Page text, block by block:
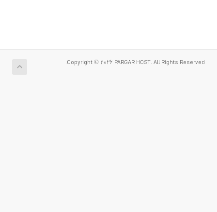
Copyright © 2026 PARGAR HOST. All Rights Reserved.